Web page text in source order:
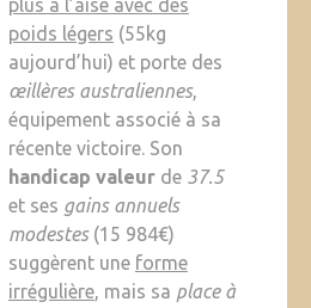
plus à l’aise avec des
poids légers (55kg
aujourd’hui) et porte des
œillères australiennes,
équipement associé à sa
récente victoire. Son
handicap valeurde 37.5
et ses gains annuels
modestes(15 984€)
suggèrent une forme
irrégulière, mais sa place à